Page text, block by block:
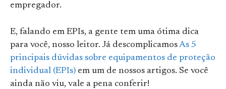
empregador.
E, falando em EPIs, a gente tem uma ótima dica
para você, nosso leitor. Já descomplicamosAs 5
principais dúvidas sobre equipamentos de proteção
individual (EPIs) em um de nossos artigos. Se você
ainda não viu, vale a pena conferir!